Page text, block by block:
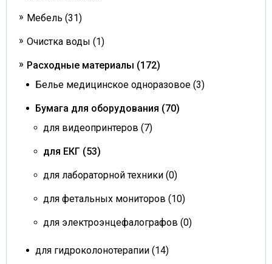
Мебель (31)
Очистка воды (1)
Расходные материалы (172)
Белье медицинское одноразовое (3)
Бумага для оборудования (70)
для видеопринтеров (7)
для ЕКГ (53)
для лабораторной техники (0)
для фетальных мониторов (10)
для электроэнцефалографов (0)
для гидроколонотерапии (14)